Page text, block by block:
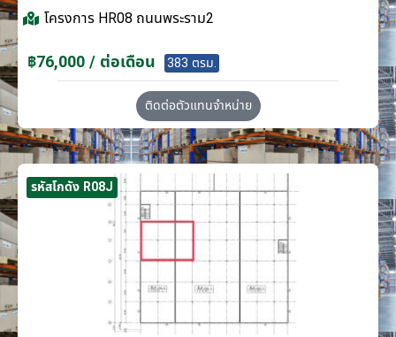
โครงการ HR08 ถนนพระราม2
฿76,000 / ต่อเดือน 383 ตรม.
ติดต่อตัวแทนจำหน่าย
รหัสโกดัง R08J